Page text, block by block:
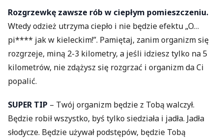
Rozgrzewkę zawsze rób w ciepłym pomieszczeniu.
Wtedy odzież utrzyma ciepło i nie będzie efektu „O…
pi**** jak w kieleckim!”. Pamiętaj, zanim organizm się
rozgrzeje, miną 2-3 kilometry, a jeśli idziesz tylko na 5
kilometrów, nie zdążysz się rozgrzać i organizm da Ci
popalić.
SUPER TIP – Twój organizm będzie z Tobą walczył.
Będzie robił wszystko, byś tylko siedziała i jadła. Jadła
słodycze. Będzie używał podstępów, będzie Tobą